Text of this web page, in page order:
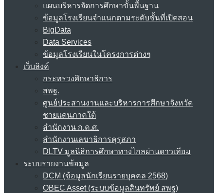
แผนบริหารจัดการศึกษาขั้นพื้นฐาน
ข้อมูลโรงเรียนจำแนกตามระดับชั้นที่เปิดสอน
BigData
Data Services
ข้อมูลโรงเรียนในโครงการต่างๆ
เว็บลิงค์
กระทรวงศึกษาธิการ
สพฐ.
ศูนย์ประสานงานและบริหารการศึกษาจังหวัด
ชายแดนภาคใต้
สำนักงาน ก.ค.ศ.
สำนักงานเลขาธิการคุรุสภา
DLTV มูลนิธิการศึกษาทางไกลผ่านดาวเทียม
ระบบรายงานข้อมูล
DCM (ข้อมูลนักเรียนรายบุคคล 2568)
OBEC Asset (ระบบข้อมูลสินทรัพย์ สพฐ)